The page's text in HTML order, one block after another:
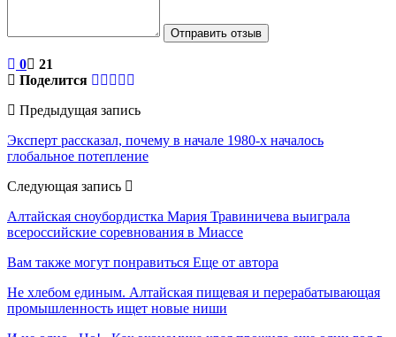
Отправить отзыв
0
21
Поделится
Предыдущая запись
Эксперт рассказал, почему в начале 1980-х началось
глобальное потепление
Следующая запись
Алтайская сноубордистка Мария Травиничева выиграла
всероссийские соревнования в Миассе
Вам также могут понравиться Еще от автора
Не хлебом единым. Алтайская пищевая и перерабатывающая
промышленность ищет новые ниши